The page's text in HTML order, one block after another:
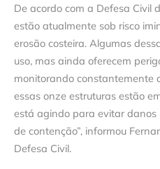
De acordo com a Defesa Civil
estão atualmente sob risco
erosão costeira. Algumas
uso, mas ainda oferecem
monitorando constantemente
essas onze estruturas estão
está agindo para evitar
de contenção”, informou
Defesa Civil.